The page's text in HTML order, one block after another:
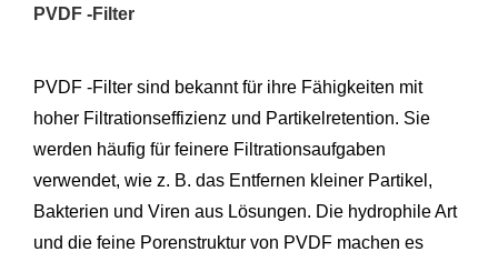
PVDF -Filter
PVDF -Filter sind bekannt für ihre Fähigkeiten mit
hoher Filtrationseffizienz und Partikelretention. Sie
werden häufig für feinere Filtrationsaufgaben
verwendet, wie z. B. das Entfernen kleiner Partikel,
Bakterien und Viren aus Lösungen. Die hydrophile Art
und die feine Porenstruktur von PVDF machen es